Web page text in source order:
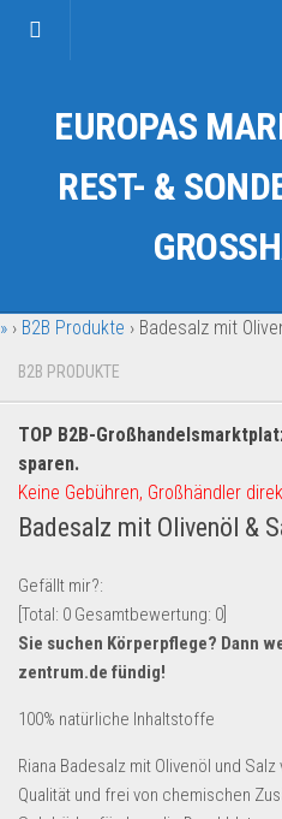
Kategorien
Auto & Motorrad
Fahrzeuge & Transport
Garten & Werkzeug
Geschäft, Büro & Schreibwaren
Geschenkartikel
Handy und Smartphone
Kosmetik & Pflege
Multimedia & Elektro
Münzen
Spielzeug & Games
Schuhe & Accessoires
Sport & Freizeit
Uhren & Schmuck
EUROPAS
REST- &
» › B2B Produkte › Badesalz mit
B2B PRODUKTE
TOP B2B-
sparen.
Keine Gebühren, Großhändler
Badesalz mit Olivenöl &
Gefällt mir?:
[Total: 0 Gesamtbewertung: 0
Sie suchen Körperpflege? Dann
zentrum.de fündig!
100% natürliche Inhaltstoffe
Riana Badesalz mit Olivenöl und
Qualität und frei von chemischen